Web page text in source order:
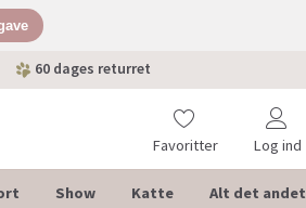
60 dages returret
Favoritter Log ind
Show Katte Alt det andet